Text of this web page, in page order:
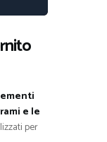
e le
per